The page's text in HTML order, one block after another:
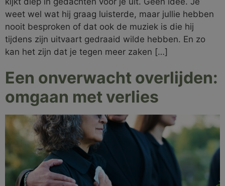
weet wel wat hij graag luisterde, maar jullie hebben
nooit besproken of dat ook de muziek is die hij
tijdens zijn uitvaart gedraaid wilde hebben. En zo
kan het zijn dat je tegen meer zaken […]
Een onverwacht overlijden:
omgaan met verlies